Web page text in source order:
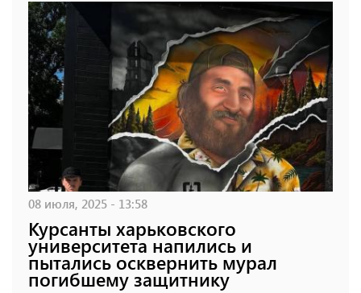
08 июля, 2025 - 13:58
Курсанты харьковского
университета напились и
пытались осквернить мурал
погибшему защитнику